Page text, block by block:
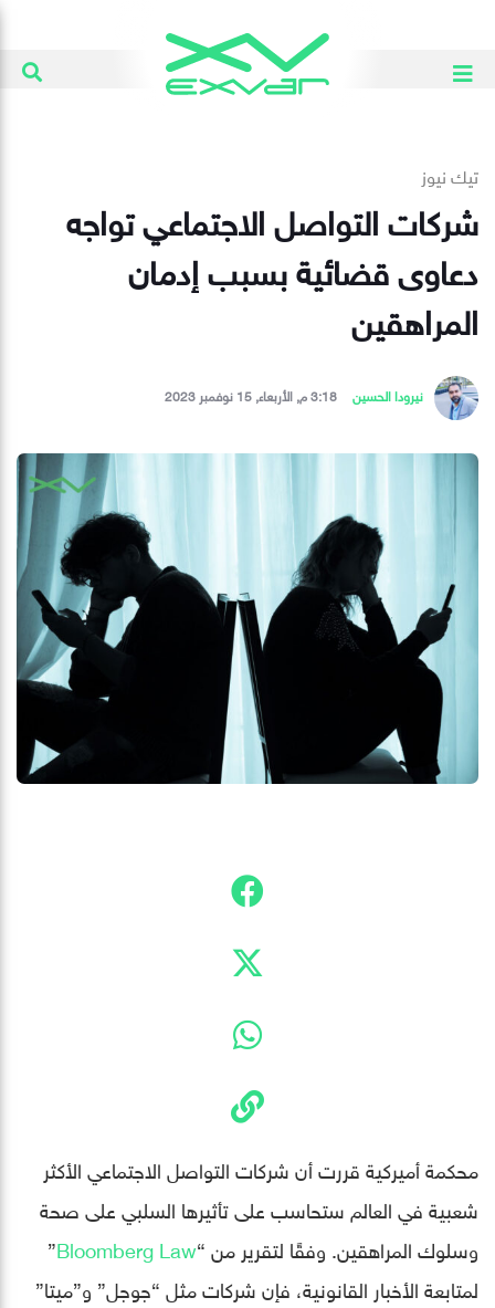
تيك نيوز
شركات التواصل الاجتماعي تواجه
دعاوى قضائية بسبب إدمان
المراهقين
نيرودا الحسين 3:18 م, الأربعاء, 15 نوفمبر 2023
محكمة أميركية قررت أن شركات التواصل الاجتماعي الأكثر
شعبية في العالم ستحاسب على تأثيرها السلبي على صحة
وسلوك المراهقين. وفقًا لتقرير من “Bloomberg Law
”
لمتابعة الأخبار القانونية، فإن شركات مثل “جوجل” و”ميتا”